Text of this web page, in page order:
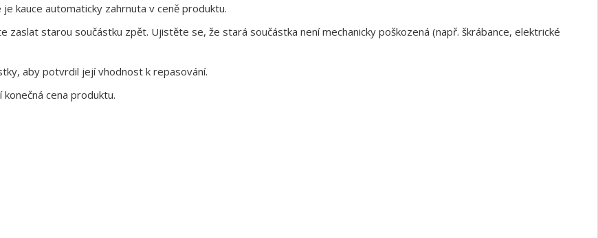
kauce automaticky zahrnuta v ceně produktu.
zaslat starou součástku zpět. Ujistěte se, že stará součástka není mechanicky poškozená (např. škrábance, elektrické
aby potvrdil její vhodnost k repasování.
cena produktu.